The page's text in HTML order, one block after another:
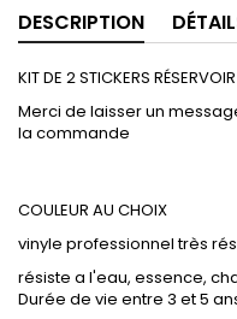
DESCRIPTION
KIT DE 2 STICKERS
Merci de laisser un
la commande
COULEUR AU CHOIX
vinyle professionnel très
résiste a l'eau, essence,
Durée de vie entre 3 et 5